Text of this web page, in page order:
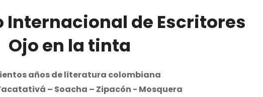
Internacional de Escritores
Ojo en la tinta
años de literatura colombiana
– Soacha – Zipacón - Mosquera